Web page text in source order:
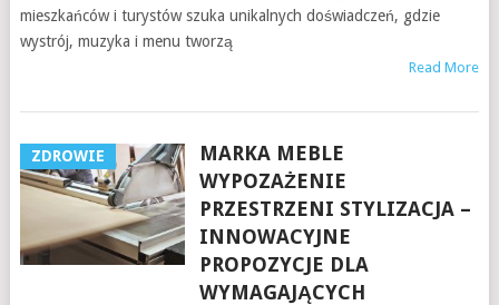
mieszkańców i turystów szuka unikalnych doświadczeń, gdzie
wystrój, muzyka i menu tworzą
Read More
ZDROWIE
MARKA MEBLE
WYPOZAŻENIE
PRZESTRZENI STYLIZACJA –
INNOWACYJNE
PROPOZYCJE DLA
WYMAGAJĄCYCH